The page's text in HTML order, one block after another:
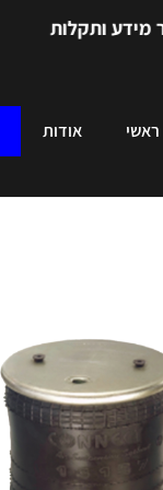
ותקלות
ראשי אודות